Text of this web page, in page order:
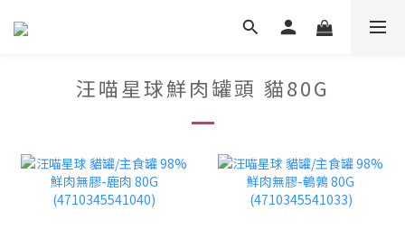
汪喵星球鮮肉罐頭 貓80G